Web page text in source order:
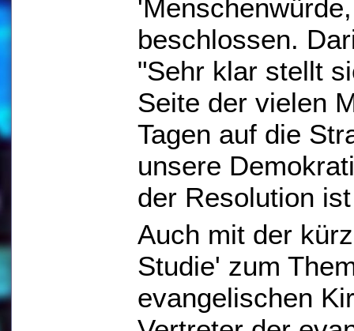
beschlossen.
"Sehr klar stellt
Seite der vielen
Tagen auf die
unsere
der Resolution
Auch mit der
Studie' zum
evangelischen